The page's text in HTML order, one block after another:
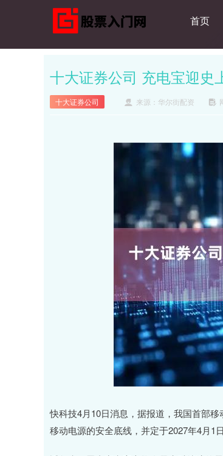
首页
十大证券公司 充电宝迎史
十大证券公司 来源：华尔街配资
快科技4月10日消息，据报道，我国首部
移动电源的安全底线，并定于2027年4月1